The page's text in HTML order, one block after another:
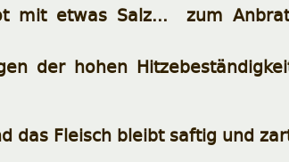
mit etwas Salz... zum
der hohen
das Fleisch bleibt saftig und